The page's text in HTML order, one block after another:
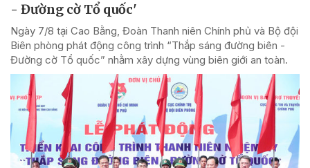
- Đường cờ Tổ quốc'
Ngày 7/8 tại Cao Bằng, Đoàn Thanh niên Chính phủ và Bộ đội
Biên phòng phát động công trình “Thắp sáng đường biên -
Đường cờ Tổ quốc” nhằm xây dựng vùng biên giới an toàn.